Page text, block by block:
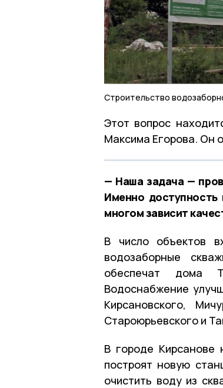
Строительство
Этот вопрос
Максима Егорова. Он
— Наша задача —
Именно
многом зависит
В число объектов
водозаборные
обеспечат дома
Водоснабжение
Кирсановского,
Староюрьевского и
В городе Кирсанове
построят новую
очистить воду из